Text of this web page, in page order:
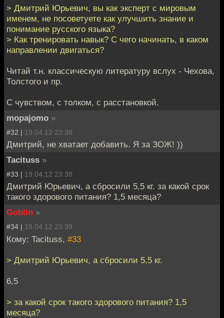
> Дмитрий Юрьевич, вы как эксперт с мировым
именем, не посоветуете как улучшить знание и
понимание русского языка?
> Как тренировать навык? С чего начинать, в каком
направлении двигаться?
Читай т.н. классическую литературу вслух - Чехова,
Толстого и пр.
С чувством, с толком, с расстановкой.
mopajomo »
#32 | 19.04.12 23:38
Дмитрий, не хватает добавить. Я за ЗОЖ! ))
Tacituss »
#33 | 19.04.12 23:38
Дмитрий Юрьевич, а сбросили 5,5 кг. за какой срок
такого здорового питания? 1,5 месяца?
Goblin »
#34 | 19.04.12 23:39
Кому: Tacituss, #33
> Дмитрий Юрьевич, а сбросили 5,5 кг.
6,5
> за какой срок такого здорового питания? 1,5
месяца?